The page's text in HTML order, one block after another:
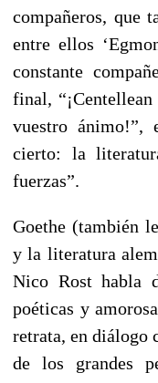
compañeros, que
entre ellos
constante
final,
vuestro ánimo!”,
cierto: la
fuerzas”.
Goethe (también
y la literatura
Nico Rost habla
poéticas y
retrata, en diálogo
de los grandes